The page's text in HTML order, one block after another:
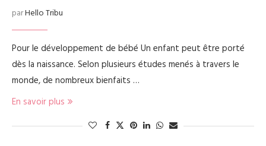
parHello Tribu
Pour le développement de bébé Un enfant peut être porté
dès la naissance. Selon plusieurs études menés à travers le
monde, de nombreux bienfaits …
En savoir plus